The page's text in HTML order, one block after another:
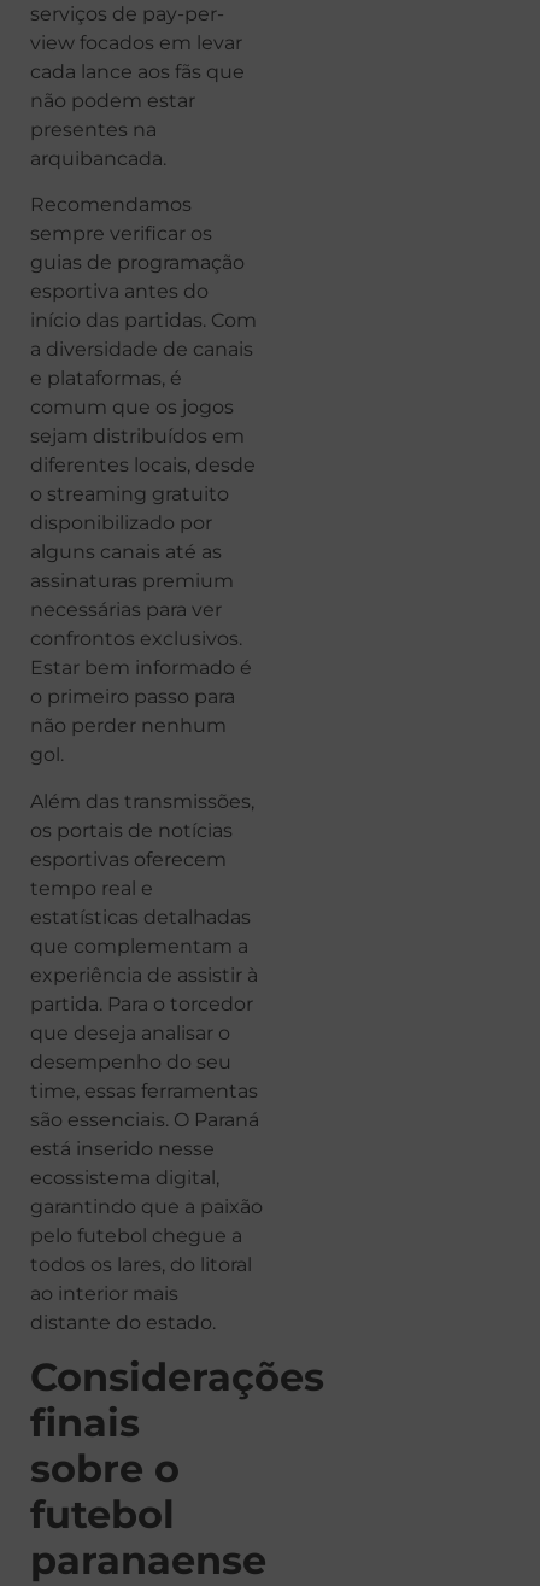
serviços de pay-per-
view focados em levar
cada lance aos fãs que
não podem estar
presentes na
arquibancada.
Recomendamos
sempre verificar os
guias de programação
esportiva antes do
início das partidas. Com
a diversidade de canais
e plataformas, é
comum que os jogos
sejam distribuídos em
diferentes locais, desde
o streaming gratuito
disponibilizado por
alguns canais até as
assinaturas premium
necessárias para ver
confrontos exclusivos.
Estar bem informado é
o primeiro passo para
não perder nenhum
gol.
Além das transmissões,
os portais de notícias
esportivas oferecem
tempo real e
estatísticas detalhadas
que complementam a
experiência de assistir à
partida. Para o torcedor
que deseja analisar o
desempenho do seu
time, essas ferramentas
são essenciais. O Paraná
está inserido nesse
ecossistema digital,
garantindo que a paixão
pelo futebol chegue a
todos os lares, do litoral
ao interior mais
distante do estado.
Considerações
finais
sobre o
futebol
paranaense